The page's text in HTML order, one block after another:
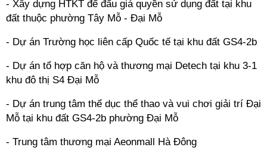
- Xây dựng HTKT để đấu giá quyền sử dụng đất tại khu
đất thuộc phường Tây Mỗ - Đại Mỗ
- Dự án Trường học liên cấp Quốc tế tại khu đất GS4-2b
- Dự án tổ hợp căn hộ và thương mại Detech tại khu 3-1
khu đô thị S4 Đại Mỗ
- Dự án trung tâm thể dục thể thao và vui chơi giải trí Đại
Mỗ tại khu đất GS4-2b phường Đại Mỗ
- Trung tâm thương mại Aeonmall Hà Đông